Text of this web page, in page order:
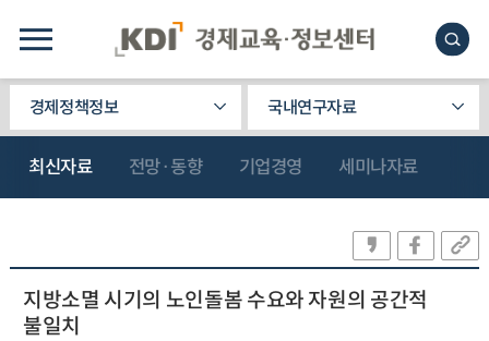
경제정책정보 국내연구자료
최신자료 전망·동향 기업경영 세미나자료
지방소멸 시기의 노인돌봄 수요와 자원의 공간적
불일치